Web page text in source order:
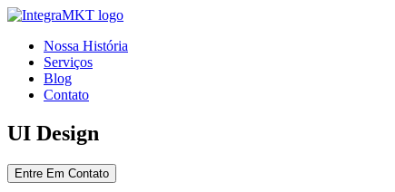
Nossa História
Serviços
Blog
Contato
UI Design
Entre Em Contato